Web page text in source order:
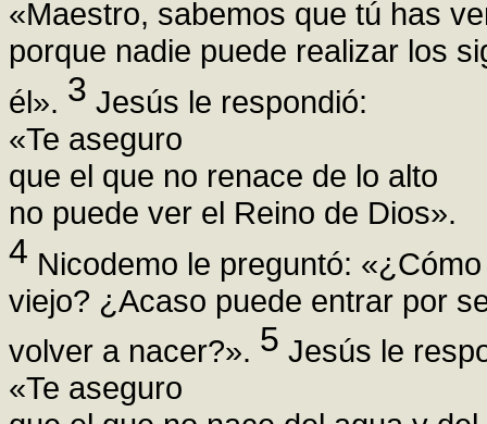
«Maestro, sabemos que tú has
porque nadie puede realizar los
él». 3 Jesús le respondió:
«Te aseguro
que el que no renace de lo alto
no puede ver el Reino de Dios».
4 Nicodemo le preguntó:
viejo? ¿Acaso puede entrar por
volver a nacer?». 5 Jesús le
«Te aseguro